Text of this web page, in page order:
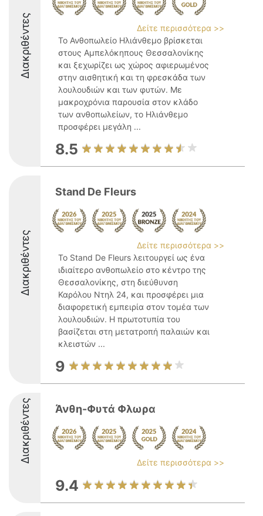
Διακριθέντες
Δείτε περισσότερα >>
Το Ανθοπωλείο Ηλιάνθεμο βρίσκεται
στους Αμπελόκηπους Θεσσαλονίκης
και ξεχωρίζει ως χώρος αφιερωμένος
στην αισθητική και τη φρεσκάδα των
λουλουδιών και των φυτών. Με
μακροχρόνια παρουσία στον κλάδο
των ανθοπωλείων, το Ηλιάνθεμο
προσφέρει μεγάλη ...
8.5
Διακριθέντες
Stand De Fleurs
Δείτε περισσότερα >>
Το Stand De Fleurs λειτουργεί ως ένα
ιδιαίτερο ανθοπωλείο στο κέντρο της
Θεσσαλονίκης, στη διεύθυνση
Καρόλου Ντηλ 24, και προσφέρει μια
διαφορετική εμπειρία στον τομέα των
λουλουδιών. Η πρωτοτυπία του
βασίζεται στη μετατροπή παλαιών και
κλειστών ...
9
Διακριθέντες Άνθη-Φυτά Φλωρα
Δείτε περισσότερα >>
9.4